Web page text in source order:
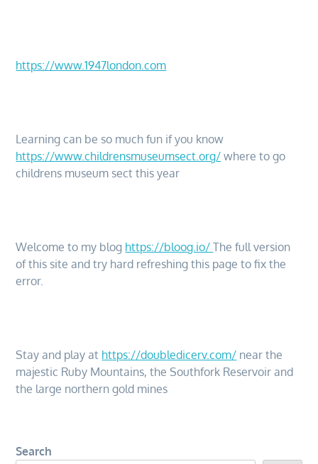
https://www.1947london.com
Learning can be so much fun if you know
https://www.childrensmuseumsect.org/ where to go
childrens museum sect this year
Welcome to my blog https://bloog.io/The full version
of this site and try hard refreshing this page to fix the
error.
Stay and play at https://doubledicerv.com/ near the
majestic Ruby Mountains, the Southfork Reservoir and
the large northern gold mines
Search